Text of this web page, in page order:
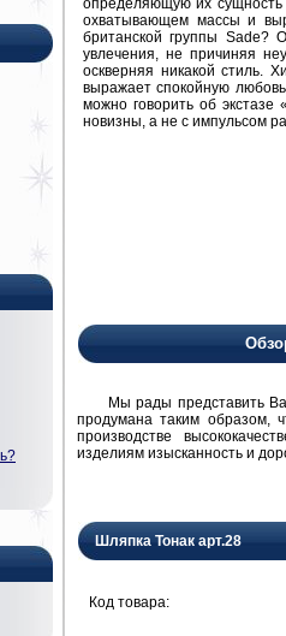
определяющую их сущность
охватывающем массы и
британской группы Sade?
увлечения, не причиняя
оскверняя никакой стиль.
выражает спокойную
можно говорить об
новизны, а не с импульсом
Мы рады представить Вам
продумана таким образом,
производстве
изделиям изысканность и
Шляпка Тонак арт.28
Код товара: